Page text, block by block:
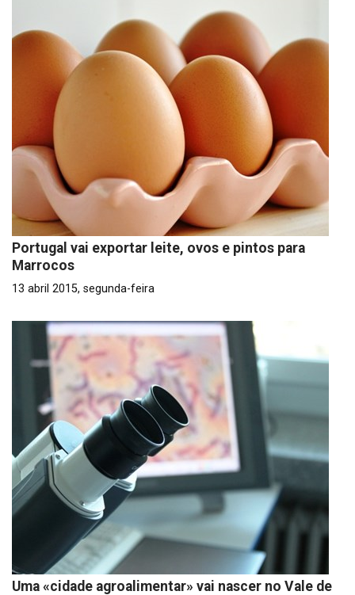
Portugal vai exportar leite, ovos e pintos para
Marrocos
13 abril 2015, segunda-feira
Uma «cidade agroalimentar» vai nascer no Vale de